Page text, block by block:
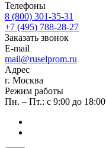
Телефоны
8 (800) 301-35-31
+7 (495) 788-28-27
Заказать звонок
E-mail
mail@ruselprom.ru
Адрес
г. Москва
Режим работы
Пн. – Пт.: с 9:00 до 18:00